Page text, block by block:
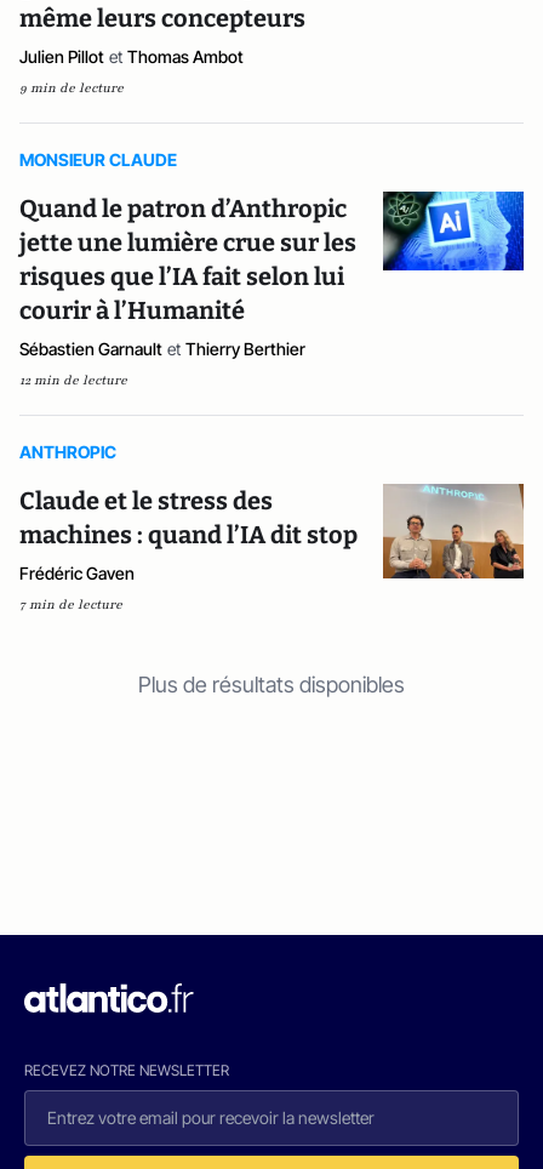
même leurs concepteurs
Julien Pillot et Thomas Ambot
9 min de lecture
MONSIEUR CLAUDE
Quand le patron d’Anthropic
jette une lumière crue sur les
risques que l’IA fait selon lui
courir à l’Humanité
Sébastien Garnault et Thierry Berthier
12 min de lecture
ANTHROPIC
Claude et le stress des
machines : quand l’IA dit stop
Frédéric Gaven
7 min de lecture
Plus de résultats disponibles
RECEVEZ NOTRE NEWSLETTER